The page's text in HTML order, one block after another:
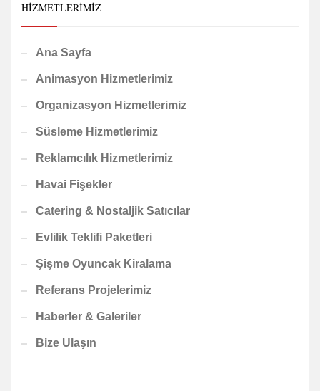
HIZMETLERIMIZ
Ana Sayfa
Animasyon Hizmetlerimiz
Organizasyon Hizmetlerimiz
Süsleme Hizmetlerimiz
Reklamcılık Hizmetlerimiz
Havai Fişekler
Catering & Nostaljik Satıcılar
Evlilik Teklifi Paketleri
Şişme Oyuncak Kiralama
Referans Projelerimiz
Haberler & Galeriler
Bize Ulaşın